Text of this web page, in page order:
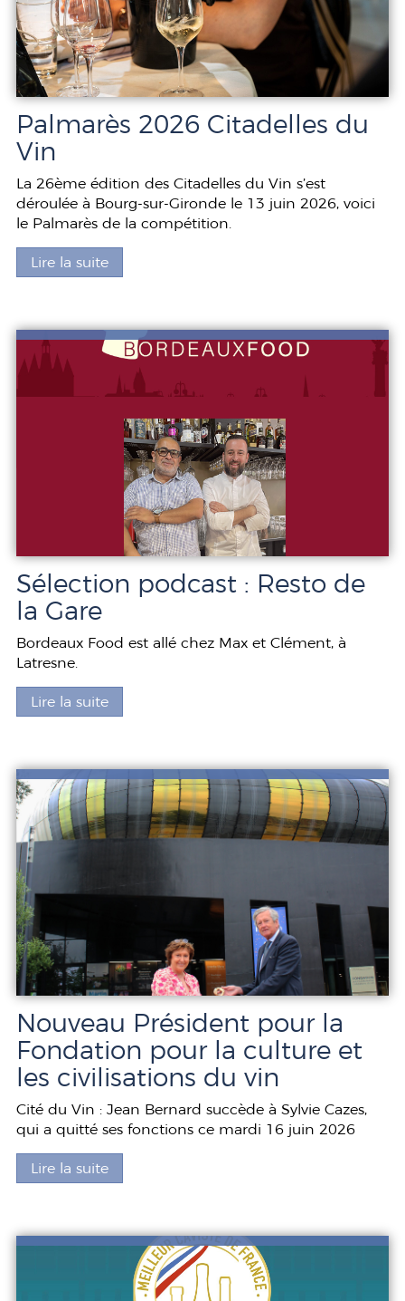
Palmarès 2026 Citadelles du
Vin
La 26ème édition des Citadelles du Vin s’est
déroulée à Bourg-sur-Gironde le 13 juin 2026, voici
le Palmarès de la compétition.
Lire la suite
Sélection podcast : Resto de
la Gare
Bordeaux Food est allé chez Max et Clément, à
Latresne.
Lire la suite
Nouveau Président pour la
Fondation pour la culture et
les civilisations du vin
Cité du Vin : Jean Bernard succède à Sylvie Cazes,
qui a quitté ses fonctions ce mardi 16 juin 2026
Lire la suite